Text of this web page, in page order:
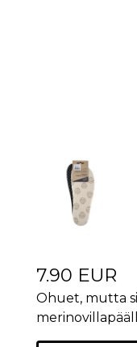
7.90 EUR
Ohuet, mutta